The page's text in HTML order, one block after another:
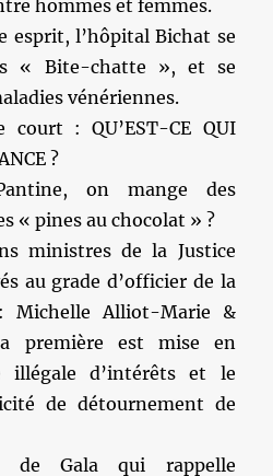
hommes et femmes.
esprit, l’hôpital Bichat se
« Bite-chatte », et se
vénériennes.
: QU’EST-CE QUI
?
on mange des
« pines au chocolat » ?
ministres de la Justice
au grade d’officier de la
Michelle Alliot-Marie &
première est mise en
illégale d’intérêts et le
de détournement de
de Gala qui rappelle